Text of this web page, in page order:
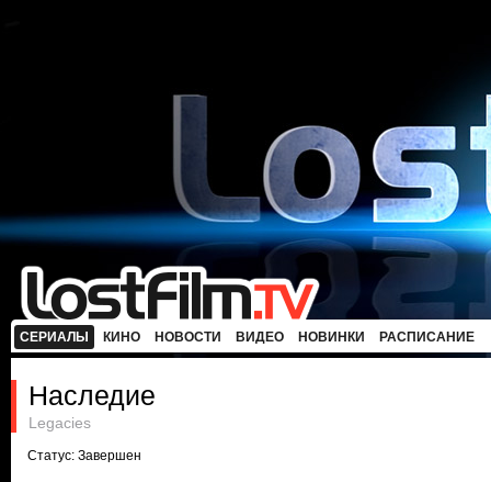
СЕРИАЛЫ КИНО НОВОСТИ ВИДЕО НОВИНКИ РАСПИСАНИЕ
Наследие
Legacies
Статус: Завершен